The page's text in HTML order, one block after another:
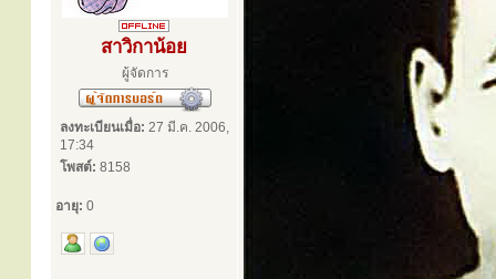
สาวิกาน้อย
ผู้จัดการ
ลงทะเบียนเมื่อ: 27 มี.ค. 2006,
17:34
โพสต์: 8158
อายุ: 0